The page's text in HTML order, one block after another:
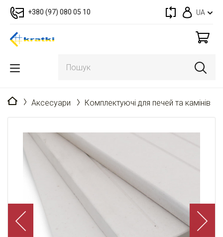
+380 (97) 080 05 10 UA
Головна
Аксесуари Комплектуючі для печей та камінів